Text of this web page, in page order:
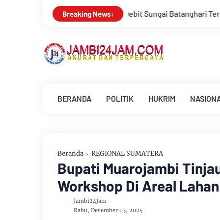
Breaking News:
Sungai Batanghari Terus Menyusut, Jambi Hadapi
BERANDA POLITIK HUKRIM
Beranda REGIONAL SUMATERA
Bupati Muarojambi
Workshop Di Areal
Jambi24Jam
Rabu, Desember 03, 2025